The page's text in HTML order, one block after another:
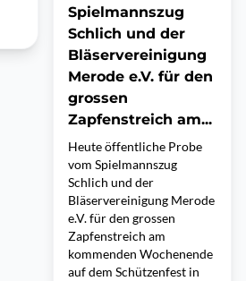
Spielmannszug
Schlich und der
Bläservereinigung
Merode e.V. für den
grossen
Zapfenstreich am...
Heute öffentliche Probe
vom Spielmannszug
Schlich und der
Bläservereinigung Merode
e.V. für den grossen
Zapfenstreich am
kommenden Wochenende
auf dem Schützenfest in